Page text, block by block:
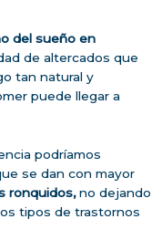
del sueño en
de altercados que
tan natural y
puede llegar a
podríamos
se dan con mayor
ronquidos,no dejando
tipos de trastornos